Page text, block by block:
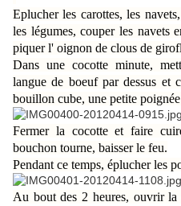
Eplucher les carottes, les
les légumes, couper les navets
piquer l' oignon de clous de
Dans une cocotte minute,
langue de boeuf par dessus et
bouillon cube, une petite
Fermer la cocotte et faire
bouchon tourne, baisser le feu.
Pendant ce temps, éplucher les
Au bout des 2 heures, ouvrir la